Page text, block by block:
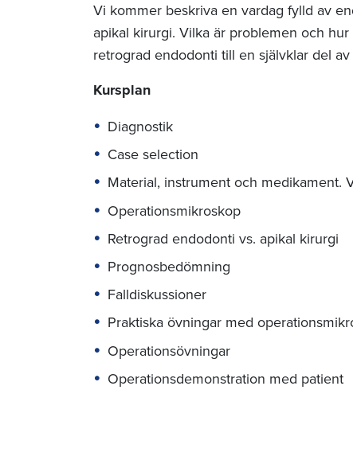
Vi kommer beskriva en vardag fylld av
apikal kirurgi. Vilka är problemen och
retrograd endodonti till en självklar del
Kursplan
Diagnostik
Case selection
Material, instrument och medikament.
Operationsmikroskop
Retrograd endodonti vs. apikal kirurgi
Prognosbedömning
Falldiskussioner
Praktiska övningar med
Operationsövningar
Operationsdemonstration med patient